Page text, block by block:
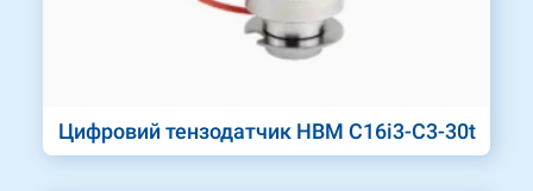
Цифровий тензодатчик HBM C16i3-C3-30t